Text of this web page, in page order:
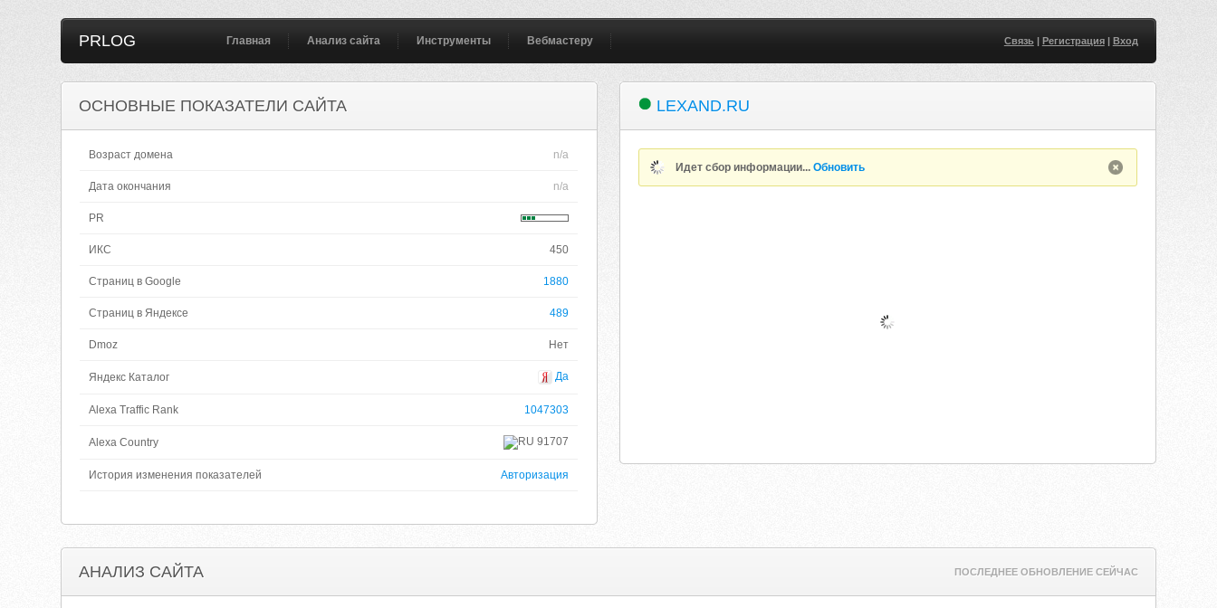
PRLOG Главная Анализ сайта Инструменты Вебмастеру Связь| Регистрация| Вход
ОСНОВНЫЕ ПОКАЗАТЕЛИ САЙТА
Возраст домена n/a
Дата окончания n/a
PR
ИКС 450
Страниц в Google 1880
Страниц в Яндексе 489
Dmoz Нет
Яндекс Каталог Да
Alexa Traffic Rank 1047303
Alexa Country 91707
История изменения показателей Авторизация
LEXAND.RU
Идет сбор информации...Обновить
АНАЛИЗ САЙТА ПОСЛЕДНЕЕ ОБНОВЛЕНИЕ СЕЙЧАС